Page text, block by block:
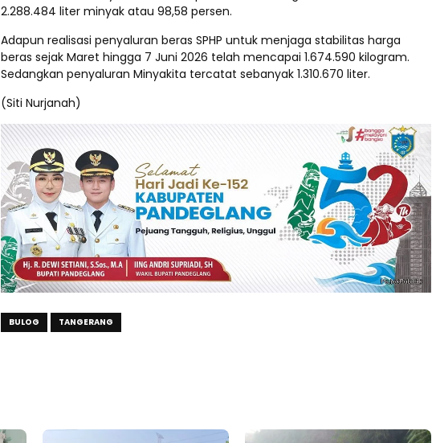
2.288.484 liter minyak atau 98,58 persen.
Adapun realisasi penyaluran beras SPHP untuk menjaga stabilitas harga
beras sejak Maret hingga 7 Juni 2026 telah mencapai 1.674.590 kilogram.
Sedangkan penyaluran Minyakita tercatat sebanyak 1.310.670 liter.
(Siti Nurjanah)
BULOG TANGERANG